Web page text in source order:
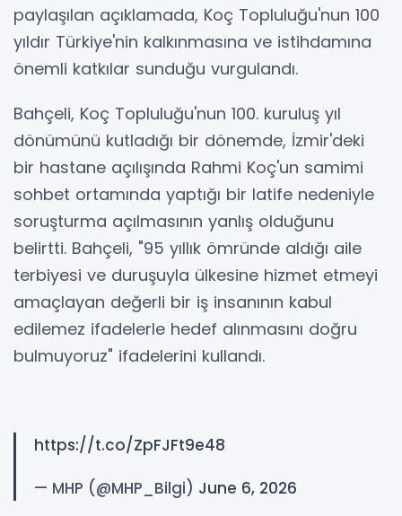
paylaşılan açıklamada, Koç Topluluğu'nun 100
yıldır Türkiye'nin kalkınmasına ve istihdamına
önemli katkılar sunduğu vurgulandı.
Bahçeli, Koç Topluluğu'nun 100. kuruluş yıl
dönümünü kutladığı bir dönemde, İzmir'deki
bir hastane açılışında Rahmi Koç'un samimi
sohbet ortamında yaptığı bir latife nedeniyle
soruşturma açılmasının yanlış olduğunu
belirtti. Bahçeli, "95 yıllık ömründe aldığı aile
terbiyesi ve duruşuyla ülkesine hizmet etmeyi
amaçlayan değerli bir iş insanının kabul
edilemez ifadelerle hedef alınmasını doğru
bulmuyoruz" ifadelerini kullandı.
https://t.co/ZpFJFt9e48
— MHP (@MHP_Bilgi) June 6, 2026